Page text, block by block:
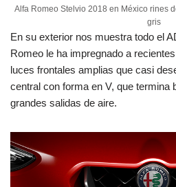
Alfa Romeo Stelvio 2018 en México rines
gris
En su exterior nos muestra todo el
Romeo le ha impregnado a
luces frontales amplias que casi
central con forma en V, que termina
grandes salidas de aire.